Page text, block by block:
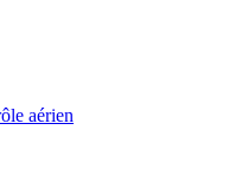
aérien